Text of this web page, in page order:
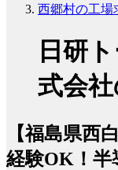
西郷村の工場
日研
式会
【福島県西
経験OK！半